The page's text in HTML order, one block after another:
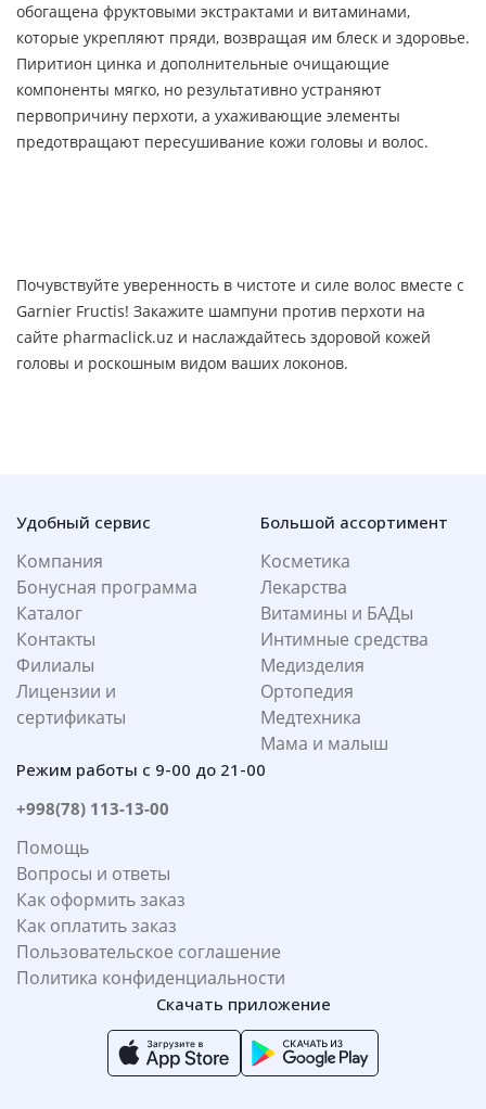
обогащена фруктовыми экстрактами и витаминами,
которые укрепляют пряди, возвращая им блеск и здоровье.
Пиритион цинка и дополнительные очищающие
компоненты мягко, но результативно устраняют
первопричину перхоти, а ухаживающие элементы
предотвращают пересушивание кожи головы и волос.
Почувствуйте уверенность в чистоте и силе волос вместе с
Garnier Fructis! Закажите шампуни против перхоти на
сайте pharmaclick.uz и наслаждайтесь здоровой кожей
головы и роскошным видом ваших локонов.
Удобный сервис
Компания
Бонусная программа
Каталог
Контакты
Филиалы
Лицензии и
сертификаты
Большой ассортимент
Косметика
Лекарства
Витамины и БАДы
Интимные средства
Медизделия
Ортопедия
Медтехника
Мама и малыш
Режим работы с 9-00 до 21-00
+998(78) 113-13-00
Помощь
Вопросы и ответы
Как оформить заказ
Как оплатить заказ
Пользовательское соглашение
Политика конфиденциальности
Скачать приложение